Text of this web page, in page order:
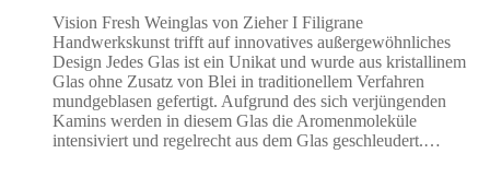
Vision Fresh Weinglas von Zieher I Filigrane
Handwerkskunst trifft auf innovatives außergewöhnliches
Design Jedes Glas ist ein Unikat und wurde aus kristallinem
Glas ohne Zusatz von Blei in traditionellem Verfahren
mundgeblasen gefertigt. Aufgrund des sich verjüngenden
Kamins werden in diesem Glas die Aromenmoleküle
intensiviert und regelrecht aus dem Glas geschleudert.…